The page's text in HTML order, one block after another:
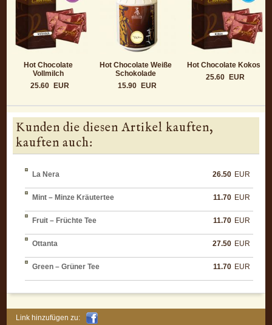
Hot Chocolate
Vollmilch
25.60
EUR
Hot Chocolate Weiße
Schokolade
15.90
EUR
Hot Chocolate Kokos
25.60
EUR
Kunden die diesen Artikel kauften,
kauften auch:
La Nera 26.50 EUR
Mint – Minze Kräutertee 11.70 EUR
Fruit – Früchte Tee 11.70 EUR
Ottanta 27.50 EUR
Green – Grüner Tee 11.70 EUR
Link hinzufügen zu: